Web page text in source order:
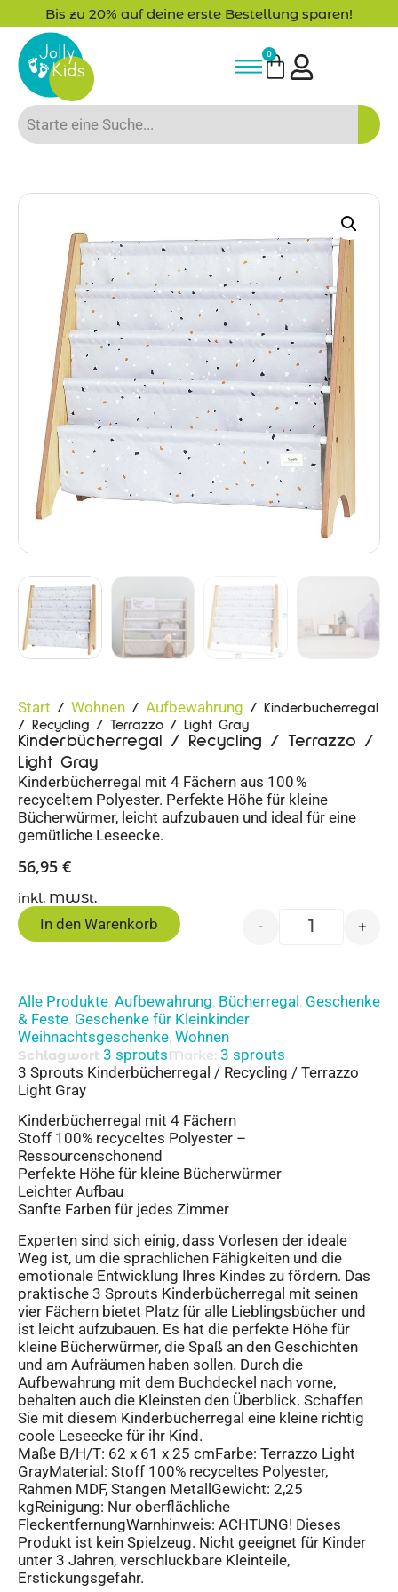
Bis zu 20% auf deine erste Bestellung sparen!
0
Start / Wohnen / Aufbewahrung / Kinderbücherregal
/ Recycling / Terrazzo / Light Gray
Kinderbücherregal / Recycling / Terrazzo /
Light Gray
Kinderbücherregal mit 4 Fächern aus 100 %
recyceltem Polyester. Perfekte Höhe für kleine
Bücherwürmer, leicht aufzubauen und ideal für eine
gemütliche Leseecke.
56,95 €
inkl. MWSt.
- +
In den Warenkorb
Alle Produkte, Aufbewahrung, Bücherregal, Geschenke
& Feste, Geschenke für Kleinkinder,
Weihnachtsgeschenke, Wohnen
Schlagwort 3 sproutsMarke: 3 sprouts
3 Sprouts Kinderbücherregal / Recycling / Terrazzo
Light Gray
Kinderbücherregal mit 4 Fächern
Stoff 100% recyceltes Polyester –
Ressourcenschonend
Perfekte Höhe für kleine Bücherwürmer
Leichter Aufbau
Sanfte Farben für jedes Zimmer
Experten sind sich einig, dass Vorlesen der ideale
Weg ist, um die sprachlichen Fähigkeiten und die
emotionale Entwicklung Ihres Kindes zu fördern. Das
praktische 3 Sprouts Kinderbücherregal mit seinen
vier Fächern bietet Platz für alle Lieblingsbücher und
ist leicht aufzubauen. Es hat die perfekte Höhe für
kleine Bücherwürmer, die Spaß an den Geschichten
und am Aufräumen haben sollen. Durch die
Aufbewahrung mit dem Buchdeckel nach vorne,
behalten auch die Kleinsten den Überblick. Schaffen
Sie mit diesem Kinderbücherregal eine kleine richtig
coole Leseecke für ihr Kind.
Maße B/H/T: 62 x 61 x 25 cmFarbe: Terrazzo Light
GrayMaterial: Stoff 100% recyceltes Polyester,
Rahmen MDF, Stangen MetallGewicht: 2,25
kgReinigung: Nur oberflächliche
FleckentfernungWarnhinweis: ACHTUNG! Dieses
Produkt ist kein Spielzeug. Nicht geeignet für Kinder
unter 3 Jahren, verschluckbare Kleinteile,
Erstickungsgefahr.